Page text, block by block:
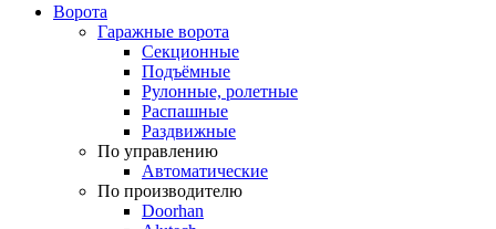
Ворота
Гаражные ворота
Секционные
Подъёмные
Рулонные, ролетные
Распашные
Раздвижные
По управлению
Автоматические
По производителю
Doorhan